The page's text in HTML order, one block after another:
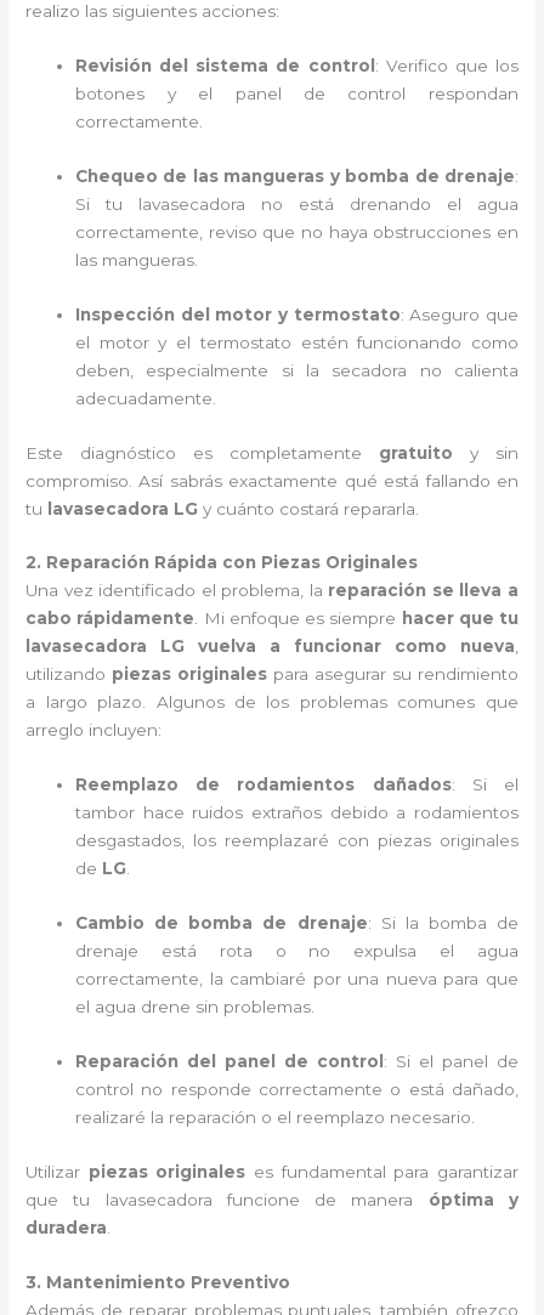
realizo las siguientes acciones:
Revisión del sistema de control : Verifico que los
botones y el panel de control respondan
correctamente.
Chequeo de las mangueras y bomba de drenaje:
Si tu lavasecadora no está drenando el agua
correctamente, reviso que no haya obstrucciones en
las mangueras.
Inspección del motor y termostato: Aseguro que
el motor y el termostato estén funcionando como
deben, especialmente si la secadora no calienta
adecuadamente.
Este diagnóstico es completamente gratuito y sin
compromiso. Así sabrás exactamente qué está fallando en
tu lavasecadora LG y cuánto costará repararla.
2. Reparación Rápida con Piezas Originales
Una vez identificado el problema, la reparación se lleva a
cabo rápidamente. Mi enfoque es siempre hacer que tu
lavasecadora LG vuelva a funcionar como nueva,
utilizando piezas originales para asegurar su rendimiento
a largo plazo. Algunos de los problemas comunes que
arreglo incluyen:
Reemplazo de rodamientos dañados: Si el
tambor hace ruidos extraños debido a rodamientos
desgastados, los reemplazaré con piezas originales
de LG.
Cambio de bomba de drenaje: Si la bomba de
drenaje está rota o no expulsa el agua
correctamente, la cambiaré por una nueva para que
el agua drene sin problemas.
Reparación del panel de control : Si el panel de
control no responde correctamente o está dañado,
realizaré la reparación o el reemplazo necesario.
Utilizar piezas originales es fundamental para garantizar
que tu lavasecadora funcione de manera óptima y
duradera
3. Mantenimiento Preventivo
Además de reparar problemas puntuales, también ofrezco